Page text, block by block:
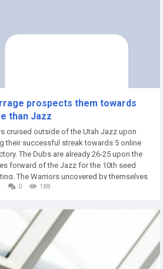
prospects them towards
than Jazz
cruised outside of the Utah Jazz upon
their successful streak towards 5 online
The Dubs are already 26-25 upon the
forward of the Jazz for the 10th seed
The Warriors uncovered by themselves
the initial quarter, nevertheless further
0 188